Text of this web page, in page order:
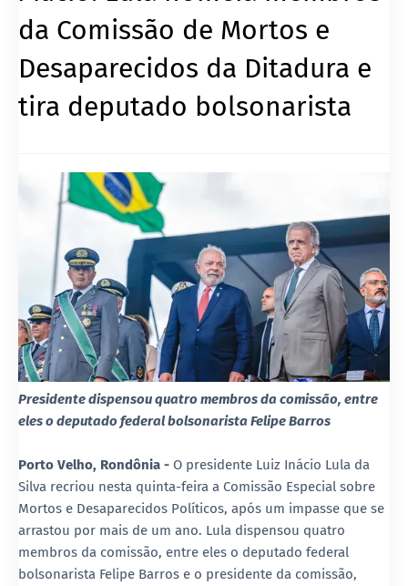
da Comissão de Mortos e
Desaparecidos da Ditadura e
tira deputado bolsonarista
Presidente dispensou quatro membros da comissão, entre
eles o deputado federal bolsonarista Felipe Barros
Porto Velho, Rondônia - O presidente Luiz Inácio Lula da
Silva recriou nesta quinta-feira a Comissão Especial sobre
Mortos e Desaparecidos Políticos, após um impasse que se
arrastou por mais de um ano. Lula dispensou quatro
membros da comissão, entre eles o deputado federal
bolsonarista Felipe Barros e o presidente da comissão,